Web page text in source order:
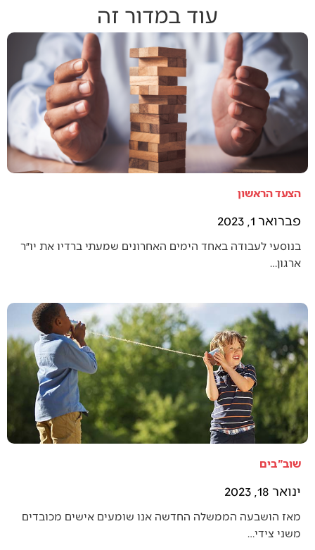
עוד במדור זה
הצעד הראשון
פברואר 1, 2023
בנוסעי לעבודה באחד הימים האחרונים שמעתי ברדיו את יו״ר
ארגון…
שוב"בים
ינואר 18, 2023
מאז הושבעה הממשלה החדשה אנו שומעים אישים מכובדים
משני צידי…